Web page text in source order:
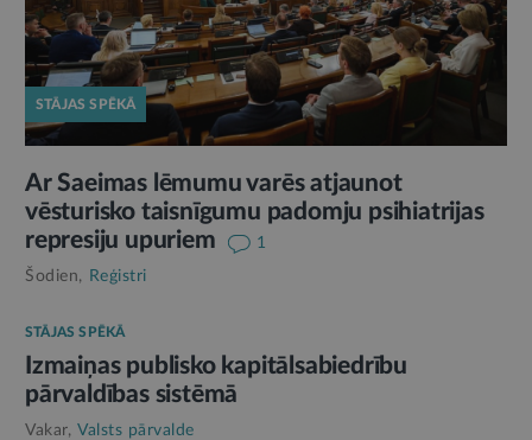
STĀJAS SPĒKĀ
Ar Saeimas lēmumu varēs atjaunot
vēsturisko taisnīgumu padomju psihiatrijas
represiju upuriem
1
Šodien,
Reģistri
STĀJAS SPĒKĀ
Izmaiņas publisko kapitālsabiedrību
pārvaldības sistēmā
Vakar, Valsts pārvalde